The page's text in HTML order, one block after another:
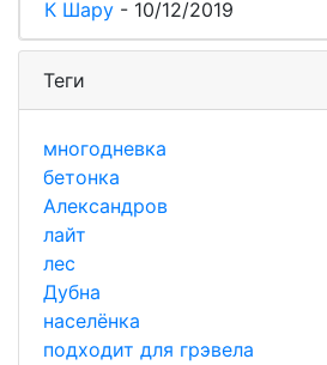
К Шару - 10/12/2019
Теги
многодневка
бетонка
Александров
лайт
лес
Дубна
населёнка
подходит для грэвела